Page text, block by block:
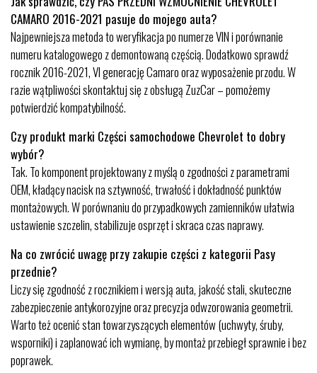
CAMARO 2016-2021 pasuje do mojego auta?
Najpewniejsza metoda to weryfikacja po numerze VIN i porównanie
numeru katalogowego z demontowaną częścią. Dodatkowo sprawdź
rocznik 2016-2021, VI generację Camaro oraz wyposażenie przodu. W
razie wątpliwości skontaktuj się z obsługą ZuzCar – pomożemy
potwierdzić kompatybilność.
Czy produkt marki Części samochodowe Chevrolet to dobry
wybór?
Tak. To komponent projektowany z myślą o zgodności z parametrami
OEM, kładący nacisk na sztywność, trwałość i dokładność punktów
montażowych. W porównaniu do przypadkowych zamienników ułatwia
ustawienie szczelin, stabilizuje osprzęt i skraca czas naprawy.
Na co zwrócić uwagę przy zakupie części z kategorii Pasy
przednie?
Liczy się zgodność z rocznikiem i wersją auta, jakość stali, skuteczne
zabezpieczenie antykorozyjne oraz precyzja odwzorowania geometrii.
Warto też ocenić stan towarzyszących elementów (uchwyty, śruby,
wsporniki) i zaplanować ich wymianę, by montaż przebiegł sprawnie i bez
poprawek.